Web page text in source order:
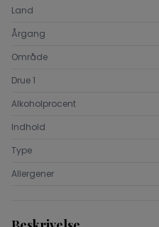
Land
Årgang
Område
Drue 1
Alkoholprocent
Indhold
Type
Allergener